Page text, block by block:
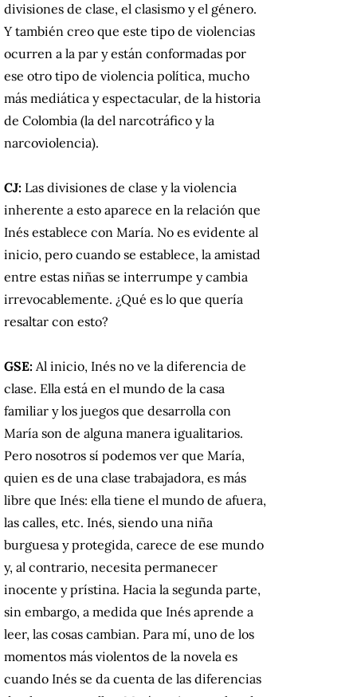
divisiones de clase, el clasismo y el género.
Y también creo que este tipo de violencias
ocurren a la par y están conformadas por
ese otro tipo de violencia política, mucho
más mediática y espectacular, de la historia
de Colombia (la del narcotráfico y la
narcoviolencia).
CJ: Las divisiones de clase y la violencia
inherente a esto aparece en la relación que
Inés establece con María. No es evidente al
inicio, pero cuando se establece, la amistad
entre estas niñas se interrumpe y cambia
irrevocablemente. ¿Qué es lo que quería
resaltar con esto?
GSE: Al inicio, Inés no ve la diferencia de
clase. Ella está en el mundo de la casa
familiar y los juegos que desarrolla con
María son de alguna manera igualitarios.
Pero nosotros sí podemos ver que María,
quien es de una clase trabajadora, es más
libre que Inés: ella tiene el mundo de afuera,
las calles, etc. Inés, siendo una niña
burguesa y protegida, carece de ese mundo
y, al contrario, necesita permanecer
inocente y prístina. Hacia la segunda parte,
sin embargo, a medida que Inés aprende a
leer, las cosas cambian. Para mí, uno de los
momentos más violentos de la novela es
cuando Inés se da cuenta de las diferencias